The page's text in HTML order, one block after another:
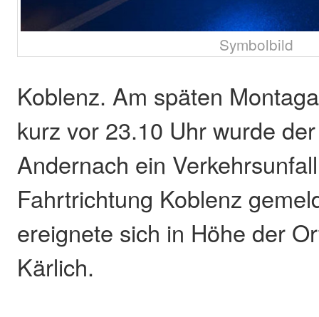
Symbolbild
Koblenz. Am späten
kurz vor 23.10 Uhr wurde
Andernach ein
Fahrtrichtung Koblenz
ereignete sich in Höhe der
Kärlich.